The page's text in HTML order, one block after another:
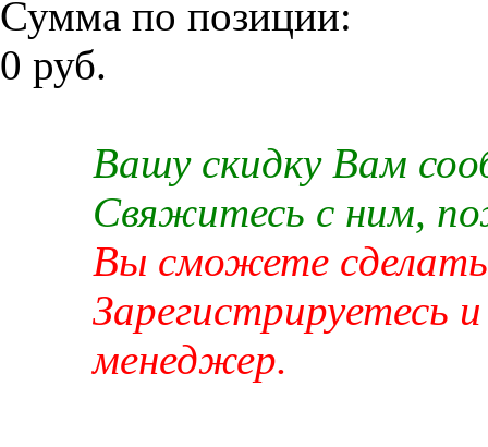
Сумма по позиции:
0 руб.
Вашу скидку Вам
Свяжитесь с ним,
Вы сможете сделать
Зарегистрируетесь
менеджер.